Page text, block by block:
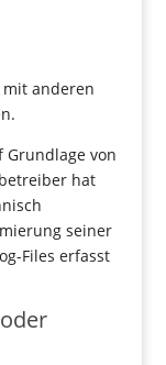
anderen
Grundlage von
hat
seiner
Files erfasst